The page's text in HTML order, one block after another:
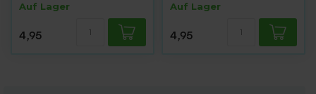
Auf Lager
4,95
Auf Lager
4,95